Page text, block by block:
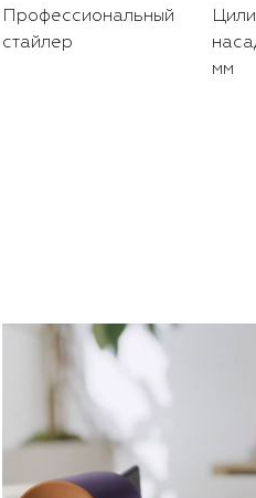
Профессиональный
стайлер
мм